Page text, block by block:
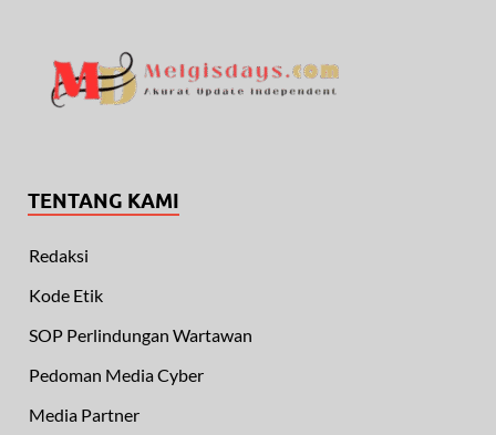
TENTANG KAMI
Redaksi
Kode Etik
SOP Perlindungan Wartawan
Pedoman Media Cyber
Media Partner